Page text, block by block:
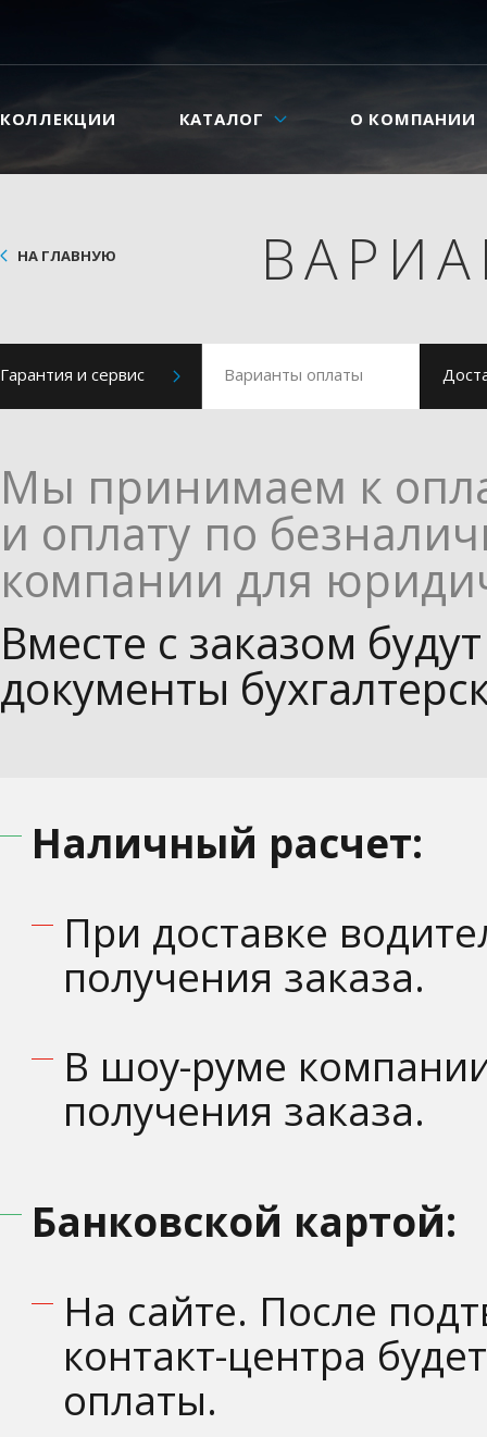
КОЛЛЕКЦИИ КАТАЛОГ О КОМПАНИИ
НА ГЛАВНУЮ
Гарантия и сервис Варианты оплаты
Мы принимаем к
и оплату по
компании для
Вместе с заказом
документы
Наличный расчет:
При доставке
получения заказа.
В шоу-руме
получения заказа.
Банковской картой:
На сайте. После
контакт-центра
оплаты.